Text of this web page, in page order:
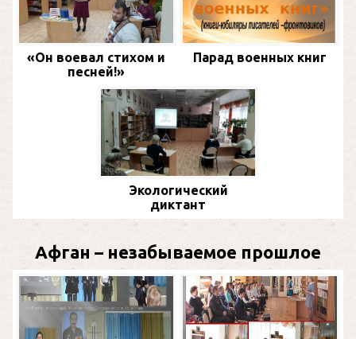
«Он воевал стихом и
песней!»
Парад военных книг
Экологический
диктант
Афган – незабываемое прошлое